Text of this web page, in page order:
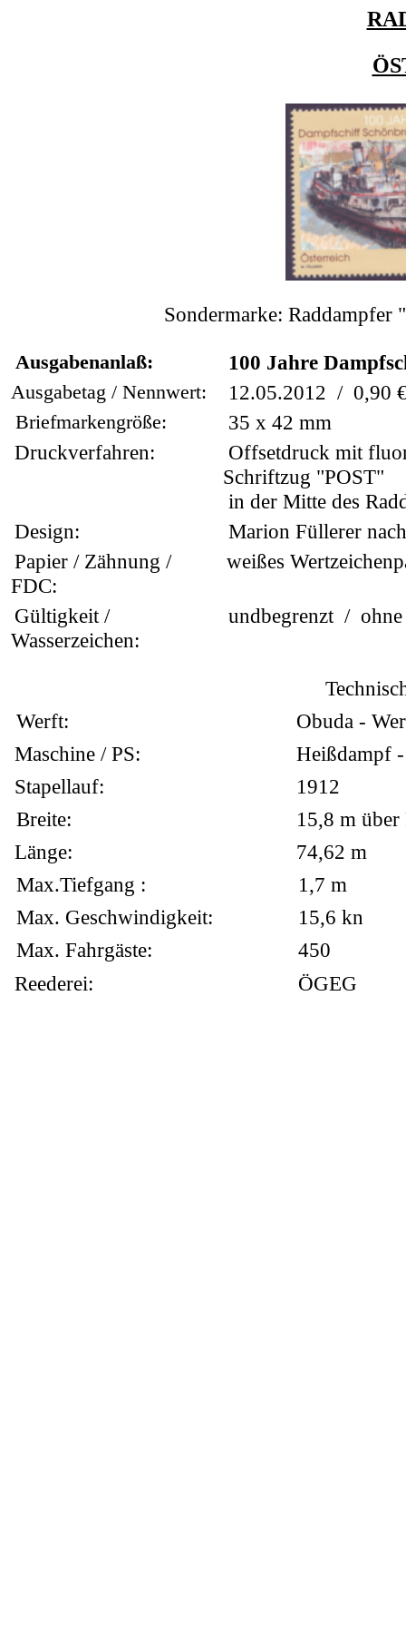
Sondermarke:
Ausgabenanlaß: 100 Jahre
Ausgabetag / Nennwert: 12.05.2012 / 0,90
Briefmarkengröße:
35 x 42 mm
Druckverfahren:
Offsetdruck mit
Schriftzug "POST"
in der Mitte des
Design:
Marion Füllerer
Papier / Zähnung /
FDC:
weißes
Gültigkeit /
Wasserzeichen:
undbegrenzt / ohne
Werft:
Obuda -
Maschine / PS:
Heißdampf
Stapellauf:
1912
Breite:
15,8 m über
Länge:
74,62 m
Max.Tiefgang :
1,7 m
Max. Geschwindigkeit:
15,6 kn
Max. Fahrgäste:
450
Reederei:
ÖGEG